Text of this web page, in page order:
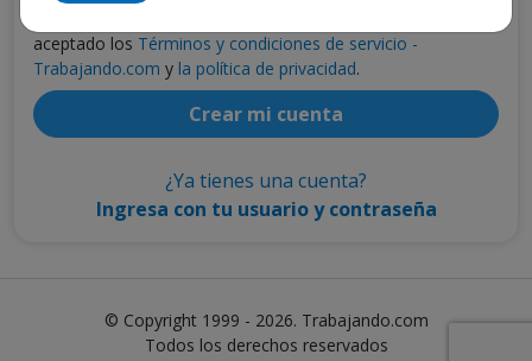
aceptado los Términos y condiciones de servicio -
Trabajando.com y la política de privacidad.
Crear mi cuenta
¿Ya tienes una cuenta?
Ingresa con tu usuario y contraseña
© Copyright 1999 - 2026. Trabajando.com
Todos los derechos reservados